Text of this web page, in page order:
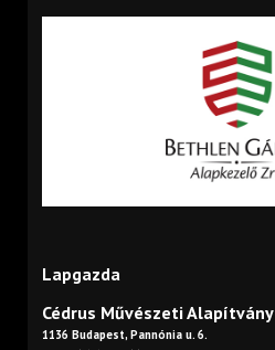
Lapgazda
Cédrus Művészeti Alapítvány
1136 Budapest, Pannónia u. 6.